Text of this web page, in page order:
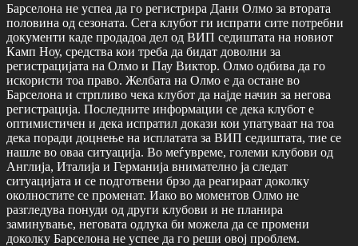
Барселона не успеа да го регистрира Дани Олмо за втората
половина од сезоната. Сега клубот ги испрати сите потребни
документи каде продадоа дел од ВИП седиштата на новиот
Камп Ноу, средства кои треба да бидат доволни за
регистрацијата на Олмо и Пау Виктор. Олмо одбива да го
искористи тоа право. Желбата на Олмо е да остане во
Барселона и стрпливо чека клубот да најде начин за негова
регистрација. Последните информации се дека клубот е
оптимистичен и дека испратил докази кои упатуваат на тоа
дека поради доцнење на исплатата за ВИП седиштата, тие се
нашле во оваа ситуација. Во меѓувреме, големи клубови од
Англија, Италија и Германија внимателно ја следат
ситуацијата и се подготвени брзо да реагираат доколку
околностите се променат. Иако во моментов Олмо не
разгледува понуди од други клубови и не планира
заминување, неговата одлука би можела да се промени
доколку Барселона не успее да го реши овој проблем.